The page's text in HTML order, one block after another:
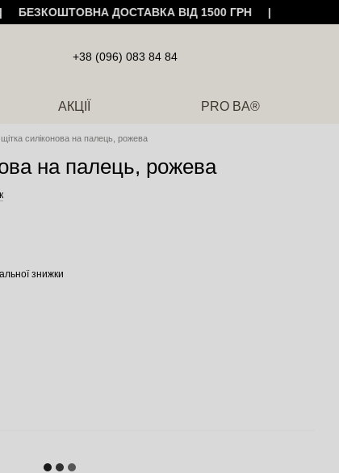
БЕЗКОШТОВНА ДОСТАВКА ВІД 1500 ГРН |
+38 (096) 083 84 84
АКЦІЇ PRO BA®
силіконова на палець, рожева
на палець, рожева
знижки